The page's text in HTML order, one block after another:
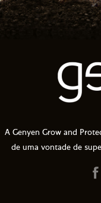
A Genyen Grow and
de uma vontade de